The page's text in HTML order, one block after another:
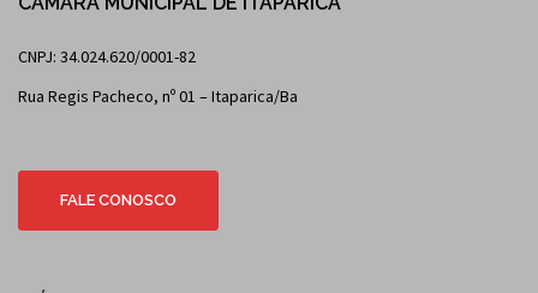
CNPJ: 34.024.620/0001-82
Rua Regis Pacheco, nº 01 – Itaparica/Ba
FALE CONOSCO